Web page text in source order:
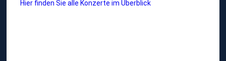
Hier finden Sie alle Konzerte im Überblick